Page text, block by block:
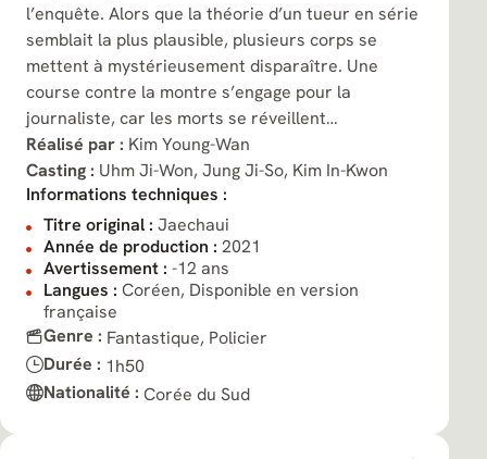
l’enquête. Alors que la théorie d’un tueur en série
semblait la plus plausible, plusieurs corps se
mettent à mystérieusement disparaître. Une
course contre la montre s’engage pour la
journaliste, car les morts se réveillent…
Réalisé par : Kim Young-Wan
Casting : Uhm Ji-Won, Jung Ji-So, Kim In-Kwon
Informations techniques :
Titre original : Jaechaui
Année de production : 2021
Avertissement : -12 ans
Langues : Coréen, Disponible en version
française
Genre : Fantastique, Policier
Durée : 1h50
Nationalité : Corée du Sud